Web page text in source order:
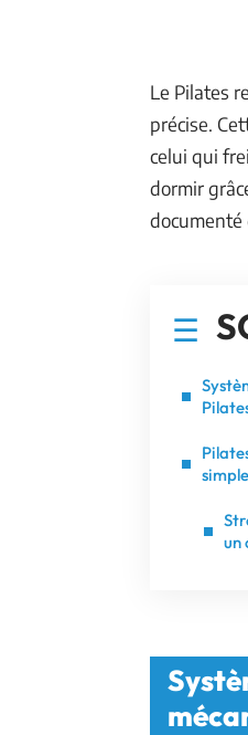
Le Pilates
précise.
celui qui
dormir
documenté
un